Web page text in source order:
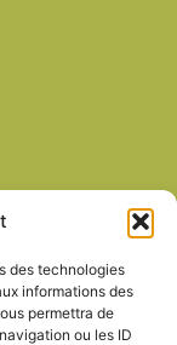
des technologies
informations des
permettra de
ou les ID